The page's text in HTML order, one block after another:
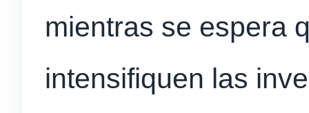
mientras se espera
intensifiquen las